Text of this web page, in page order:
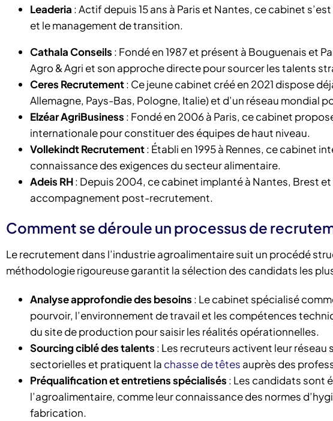
Leaderia : Actif depuis 15 ans à Paris et Nantes, ce cabinet
et le management de transition.
Cathala Conseils : Fondé en 1987 et présent à Bouguenais et
Agro & Agri et son approche directe pour sourcer les talents
Ceres Recrutement: Ce jeune cabinet créé en 2021 dispose
Allemagne, Pays-Bas, Pologne, Italie) et d’un réseau mondial
Elzéar AgriBusiness : Fondé en 2006 à Paris, ce cabinet
internationale pour constituer des équipes de haut niveau.
Vollekindt Recrutement: Établi en 1995 à Rennes, ce cabinet
connaissance des exigences du secteur alimentaire.
Adeis RH: Depuis 2004, ce cabinet implanté à Nantes, Brest
accompagnement post-recrutement.
Comment se déroule un processus de
Le recrutement dans l’industrie agroalimentaire suit un procédé
méthodologie rigoureuse garantit la sélection des candidats les
Analyse approfondie des besoins : Le cabinet spécialisé
pourvoir, l’environnement de travail et les compétences
du site de production pour saisir les réalités opérationnelles.
Sourcing ciblé des talents : Les recruteurs activent leur
sectorielles et pratiquent la chasse de têtes auprès des
Préqualification et entretiens spécialisés : Les candidats sont
l’agroalimentaire, comme leur connaissance des normes
fabrication.